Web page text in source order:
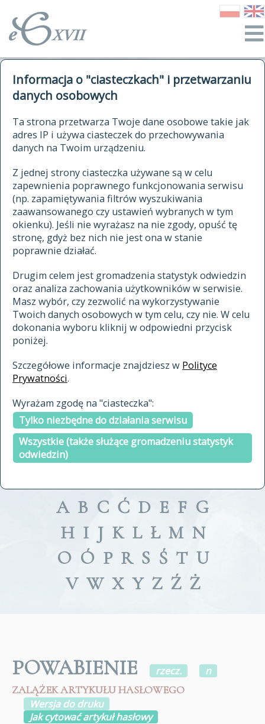
Informacja o "ciasteczkach" i przetwarzaniu
danych osobowych
Ta strona przetwarza Twoje dane osobowe takie jak
adres IP i używa ciasteczek do przechowywania
danych na Twoim urządzeniu.
Z jednej strony ciasteczka używane są w celu
zapewnienia poprawnego funkcjonowania serwisu
(np. zapamiętywania filtrów wyszukiwania
zaawansowanego czy ustawień wybranych w tym
okienku). Jeśli nie wyrażasz na nie zgody, opuść tę
stronę, gdyż bez nich nie jest ona w stanie
poprawnie działać.
Drugim celem jest gromadzenia statystyk odwiedzin
oraz analiza zachowania użytkowników w serwisie.
Masz wybór, czy zezwolić na wykorzystywanie
Twoich danych osobowych w tym celu, czy nie. W celu
dokonania wyboru kliknij w odpowiedni przycisk
poniżej.
Szczegółowe informacje znajdziesz w Polityce
Prywatności.
Wyrażam zgodę na "ciasteczka":
Tylko niezbędne do działania serwisu
Wszystkie (także służące gromadzeniu statystyk
odwiedzin)
autorzy Słownika
historia
publikacje
źródła
autorzy tekstów źródłowych
zasady opracowania
statystyki
najnowsze hasła
ostatnio zmodyfikowane hasła
materiały archiwalne
cytowanie
kontakt
kwerendy
jak cytować Słownik
ELEKTRONICZNY SŁOWNIK
JĘZYKA POLSKIEGO
XVII I XVIII WIEKU
znajdź hasła
zaczynające się od
indeksie
a fronte
a tergo
A B C Ć D E F G
H I J K L Ł M N
O Ó P R S Ś T U
V W X Y Z Ź Ż
POWABIENIE rzecz.
n
ZALĄŻEK ARTYKUŁU HASŁOWEGO
Wersja do druku
Jak cytować artykuł hasłowy